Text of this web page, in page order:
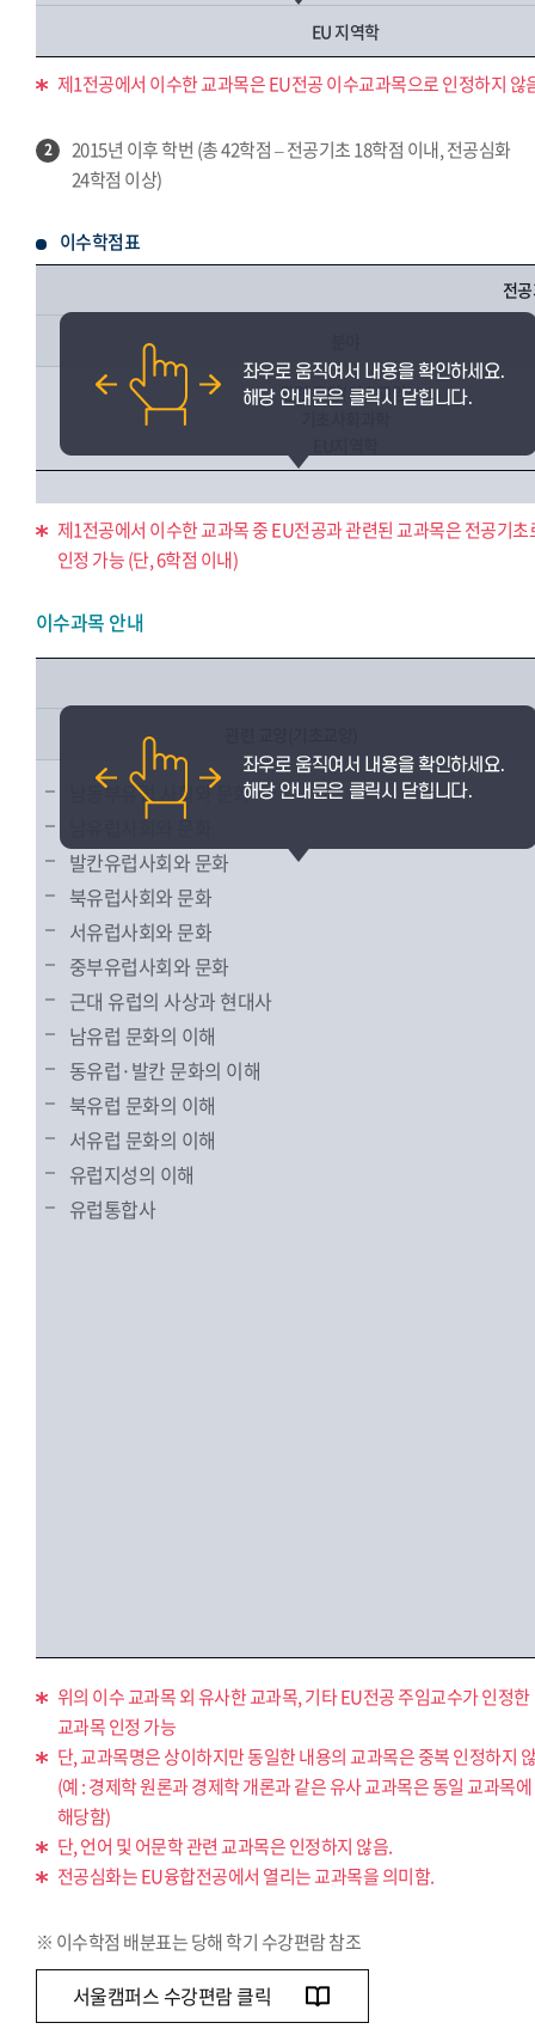
EU 지역학
제1전공에서 이수한 교과목은 EU전공 이수교과목으로 인정하지 않
2
2015년 이후 학번 (총 42학점 – 전공기초 18학점 이내, 전공심화
24학점 이상)
이수학점표
전
관련 교양(기초교양)
제1전공에서 이수한 교과목 중 EU전공과 관련된 교과목은 전공기초
인정 가능 (단, 6학점 이내)
이수과목 안내
남동부유럽 사회와 문화
남유럽사회와 문화
발칸유럽사회와 문화
북유럽사회와 문화
서유럽사회와 문화
중부유럽사회와 문화
근대 유럽의 사상과 현대사
남유럽 문화의 이해
동유럽·발칸 문화의 이해
북유럽 문화의 이해
서유럽 문화의 이해
유럽지성의 이해
유럽통합사
위의 이수 교과목 외 유사한 교과목, 기타 EU전공 주임교수가 인정한
교과목 인정 가능
단, 교과목명은 상이하지만 동일한 내용의 교과목은 중복 인정하지
(예 : 경제학 원론과 경제학 개론과 같은 유사 교과목은 동일 교과목에
해당함)
단, 언어 및 어문학 관련 교과목은 인정하지 않음.
전공심화는 EU융합전공에서 열리는 교과목을 의미함.
※ 이수학점 배분표는 당해 학기 수강편람 참조
서울캠퍼스 수강편람 클릭